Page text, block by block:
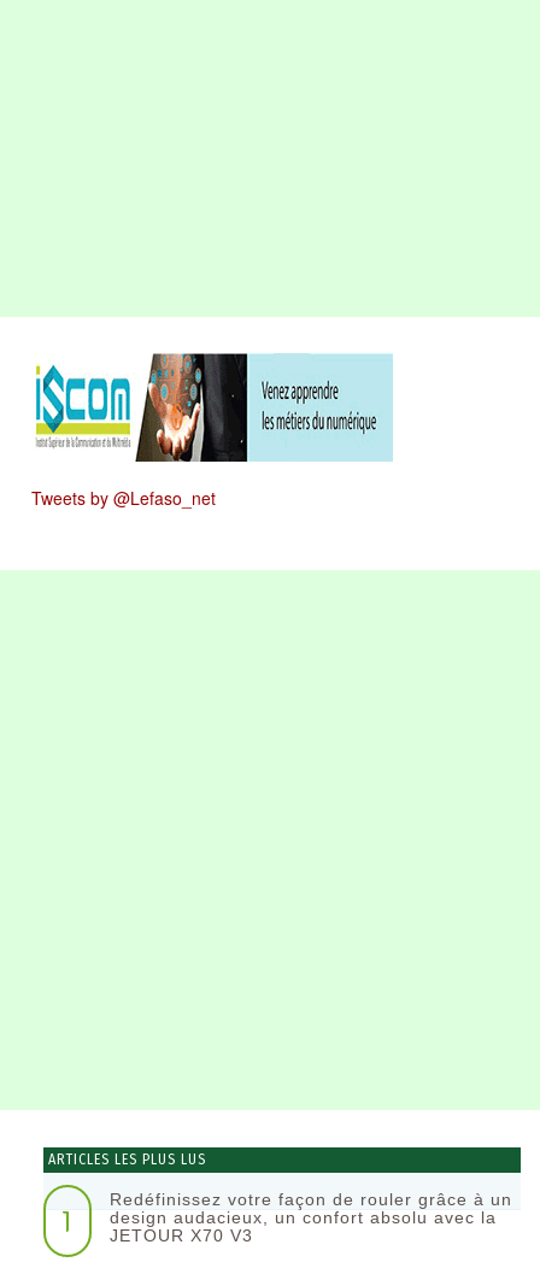
Tweets by @Lefaso_net
ARTICLES LES PLUS LUS
1
Redéfinissez votre façon de rouler grâce à un
design audacieux, un confort absolu avec la
JETOUR X70 V3